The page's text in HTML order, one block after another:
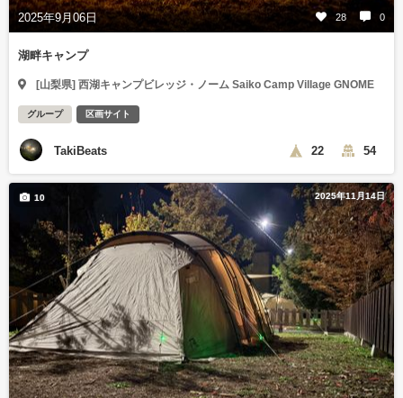
2025年9月06日 28 0
湖畔キャンプ
[山梨県] 西湖キャンプビレッジ・ノーム Saiko Camp Village GNOME
グループ 区画サイト
TakiBeats 22 54
2025年11月14日
10